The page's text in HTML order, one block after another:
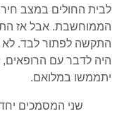
לבית החולים במצב
הממוחשבת. אבל אז
התקשה לפתור לבד. לא
היה לדבר עם הרופאים,
יתממשו במלואם.
שני המסמכים